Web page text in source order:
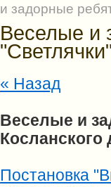
и задорные
Веселые и
« Назад
Веселые и
Косланского
Постановка